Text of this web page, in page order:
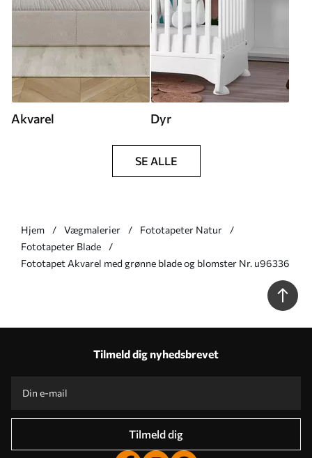
Akvarel Dyr
SE ALLE
Hjem Vægmalerier
Fototapeter Natur
Fototapeter Blade
Fototapet Akvarel med grønne blade og blomster Nr. u96336
Tilmeld dig nyhedsbrevet
Tilmeld dig